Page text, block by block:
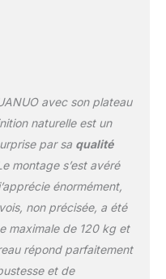
avec son plateau
naturelle est un
par sa qualité
montage s’est avéré
énormément,
non précisée, a été
maximale de 120 kg et
répond parfaitement
et de